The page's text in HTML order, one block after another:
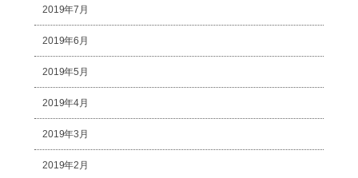
2019年7月
2019年6月
2019年5月
2019年4月
2019年3月
2019年2月